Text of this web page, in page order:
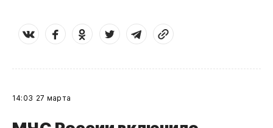
14:03 27 марта